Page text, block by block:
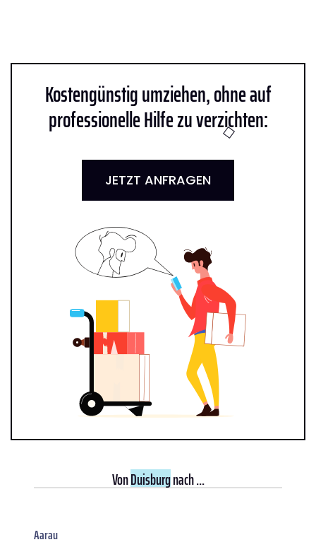
Kostengünstig umziehen, ohne auf
professionelle Hilfe zu verzichten:
JETZT ANFRAGEN
VonDuisburgnach ...
Aarau